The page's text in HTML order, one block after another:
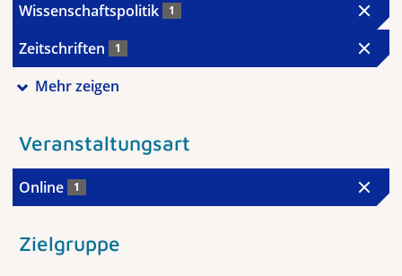
Wissenschaftspolitik 1
Zeitschriften 1
Mehr zeigen
Veranstaltungsart
Online 1
Zielgruppe